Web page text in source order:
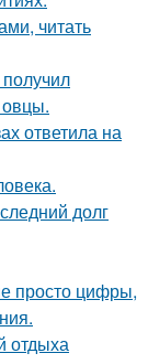
читать
ответила на
долг
просто цифры,
отдыха